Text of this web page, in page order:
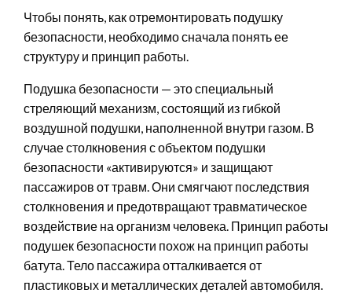
Чтобы понять, как отремонтировать подушку
безопасности, необходимо сначала понять ее
структуру и принцип работы.
Подушка безопасности — это специальный
стреляющий механизм, состоящий из гибкой
воздушной подушки, наполненной внутри газом. В
случае столкновения с объектом подушки
безопасности «активируются» и защищают
пассажиров от травм. Они смягчают последствия
столкновения и предотвращают травматическое
воздействие на организм человека. Принцип работы
подушек безопасности похож на принцип работы
батута. Тело пассажира отталкивается от
пластиковых и металлических деталей автомобиля.